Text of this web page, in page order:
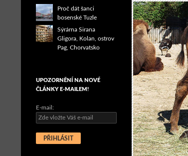
Proč dát šanci
bosenské Tuzle
Sýrárna Sirana
Gligora, Kolan, ostrov
Pag, Chorvatsko
UPOZORNĚNÍ NA NOVÉ
ČLÁNKY E-MAILEM!
E-mail: